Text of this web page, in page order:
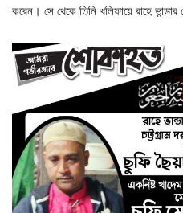
করেন। সে থেকে তিনি খলিফায়ে রাহে